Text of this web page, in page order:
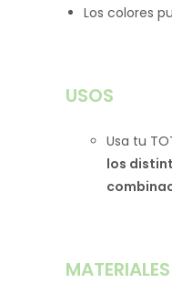
Los colores
USOS
Usa tu
los
MATERIALES